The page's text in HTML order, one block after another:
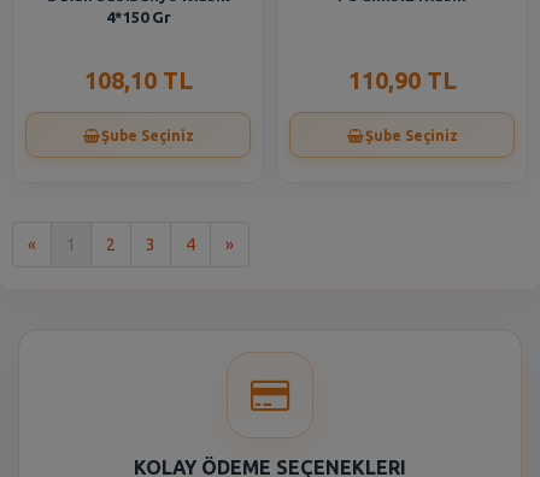
4*150 Gr
108,10 TL
Şube Seçiniz
110,90 TL
Şube Seçiniz
« 1 2 3 4 »Son
KOLAY ÖDEME SEÇENEKLERI